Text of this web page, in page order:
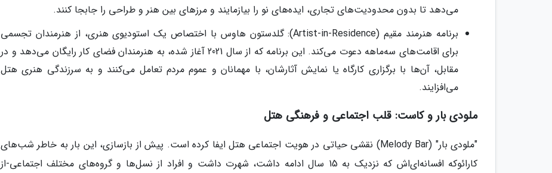
می‌دهد تا بدون محدودیت‌های تجاری، ایده‌های نو را بیازمایند و مرزهای بین هنر و طراحی را جابجا کنند.
برنامه هنرمند مقیم (Artist-in-Residence): گلدستون هاوس با اختصاص یک استودیوی هنری، از هنرمندان تجسمی
برای اقامت‌های سه‌ماهه دعوت می‌کند. این برنامه که از سال 2021 آغاز شده، به هنرمندان فضای کار رایگان می‌دهد و در
مقابل، آن‌ها با برگزاری کارگاه یا نمایش آثارشان، با مهمانان و عموم مردم تعامل می‌کنند و به سرزندگی هنری هتل
می‌افزایند.
ملودی بار و کاست: قلب اجتماعی و فرهنگی هتل
"ملودی بار" (Melody Bar) نقشی حیاتی در هویت اجتماعی هتل ایفا کرده است. پیش از بازسازی، این بار به خاطر شب‌های
کارائوکه افسانه‌ای‌اش که نزدیک به 15 سال ادامه داشت، شهرت داشت و افراد از نسل‌ها و گروه‌های مختلف اجتماعی-از